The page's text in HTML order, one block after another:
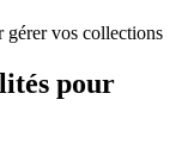
gérer vos collections
pour